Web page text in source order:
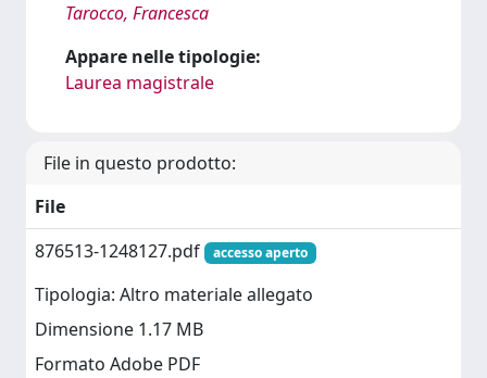
Tarocco, Francesca
Appare nelle tipologie:
Laurea magistrale
File in questo prodotto:
File
876513-1248127.pdf
accesso aperto
Tipologia: Altro materiale allegato
Dimensione 1.17 MB
Formato Adobe PDF